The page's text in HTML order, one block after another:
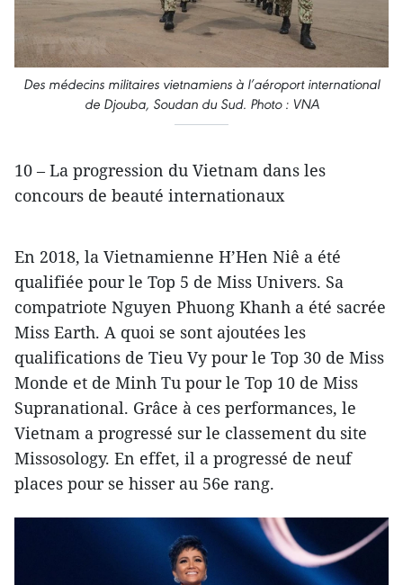
Des médecins militaires vietnamiens à l’aéroport international
de Djouba, Soudan du Sud. Photo : VNA
10 – La progression du Vietnam dans les
concours de beauté internationaux
En 2018, la Vietnamienne H’Hen Niê a été
qualifiée pour le Top 5 de Miss Univers. Sa
compatriote Nguyen Phuong Khanh a été sacrée
Miss Earth. A quoi se sont ajoutées les
qualifications de Tieu Vy pour le Top 30 de Miss
Monde et de Minh Tu pour le Top 10 de Miss
Supranational. Grâce à ces performances, le
Vietnam a progressé sur le classement du site
Missosology. En effet, il a progressé de neuf
places pour se hisser au 56e rang.